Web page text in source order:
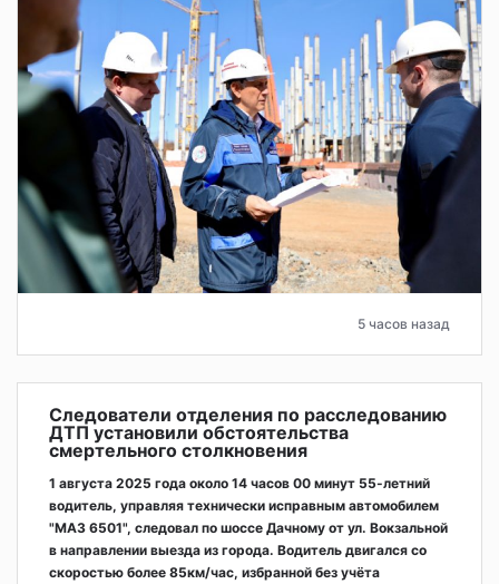
5 часов назад
Следователи отделения по расследованию
ДТП установили обстоятельства
смертельного столкновения
1 августа 2025 года около 14 часов 00 минут 55-летний
водитель, управляя технически исправным автомобилем
"МАЗ 6501", следовал по шоссе Дачному от ул. Вокзальной
в направлении выезда из города. Водитель двигался со
скоростью более 85км/час, избранной без учёта